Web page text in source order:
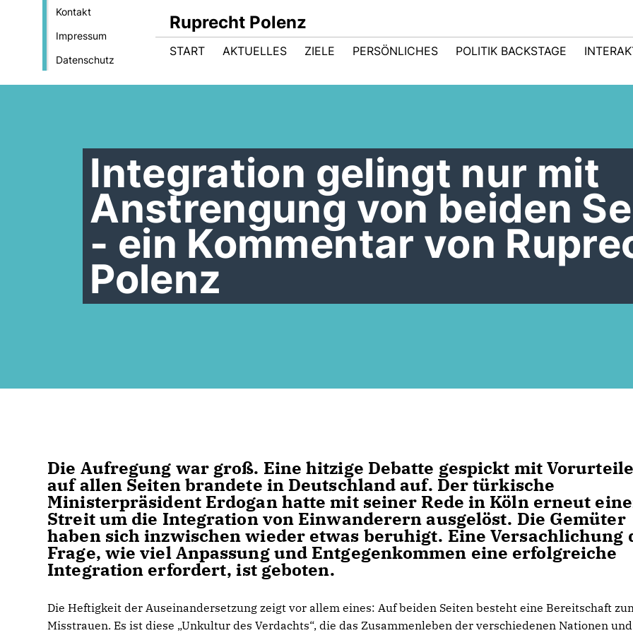
Kontakt
Impressum
Datenschutz
Ruprecht Polenz
START AKTUELLES ZIELE PERSÖNLICHES POLITIK BACKSTAGE
Integration gelingt nur mit
Anstrengung von beiden
- ein Kommentar von
Polenz
Die Aufregung war groß. Eine hitzige Debatte gespickt mit
auf allen Seiten brandete in Deutschland auf. Der türkische
Ministerpräsident Erdogan hatte mit seiner Rede in Köln erneut
Streit um die Integration von Einwanderern ausgelöst. Die Gemüter
haben sich inzwischen wieder etwas beruhigt. Eine Versachlichung
Frage, wie viel Anpassung und Entgegenkommen eine erfolgreiche
Integration erfordert, ist geboten.
Die Heftigkeit der Auseinandersetzung zeigt vor allem eines: Auf beiden Seiten besteht eine Bereitschaft
Misstrauen. Es ist diese „Unkultur des Verdachts“, die das Zusammenleben der verschiedenen Nationen und